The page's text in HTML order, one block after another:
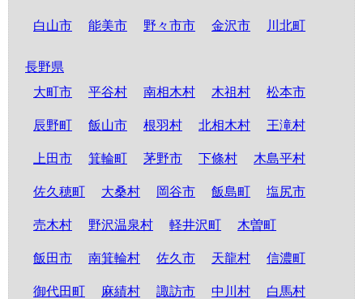
白山市 能美市 野々市市 金沢市 川北町
長野県
大町市
平谷村 南相木村 木祖村 松本市
辰野町 飯山市 根羽村 北相木村 王滝村
上田市 箕輪町 茅野市 下條村 木島平村
佐久穂町 大桑村 岡谷市 飯島町 塩尻市
売木村 野沢温泉村 軽井沢町 木曽町
飯田市 南箕輪村 佐久市 天龍村 信濃町
御代田町 麻績村 諏訪市 中川村 白馬村